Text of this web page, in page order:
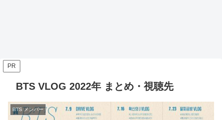
PR
BTS VLOG 2022年 まとめ・視聴先
BTS メンバー